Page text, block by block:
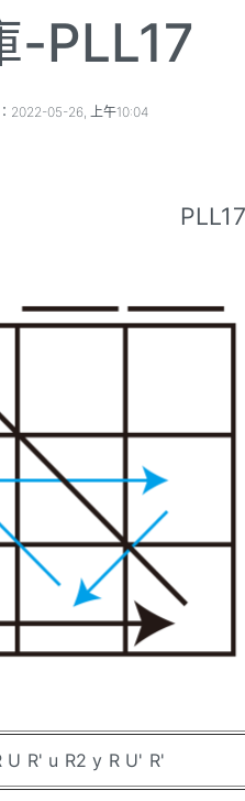
-PLL17
2022-05-26, 上午10:04
U R' u R2 y R U' R'